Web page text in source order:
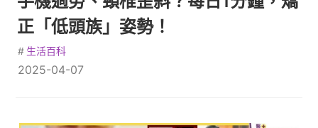
正「低頭族」姿勢！
# 生活百科
2025-04-07